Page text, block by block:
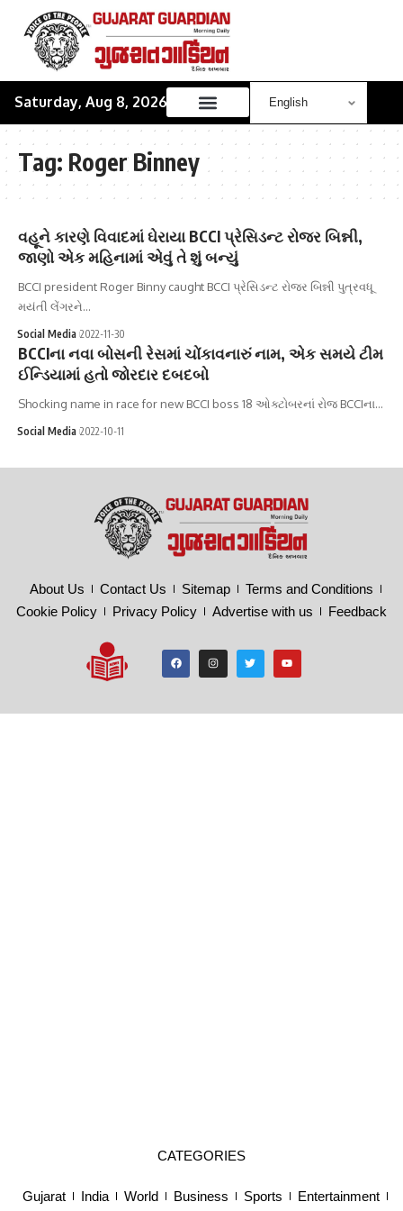
Saturday, Aug 8, 2026
Tag: Roger Binney
વહૂને કારણે વિવાદમાં ઘેરાયા BCCI પ્રેસિડન્ટ રોજર બિન્ની,
જાણો એક મહિનામાં એવું તે શું બન્યું
BCCI president Roger Binny caught BCCI પ્રેસિડન્ટ રોજર બિન્ની પુત્રવધૂ
મયંતી લેંગરને…
Social Media 2022-11-30
BCCIના નવા બોસની રેસમાં ચોંકાવનારું નામ, એક સમયે ટીમ
ઈન્ડિયામાં હતો જોરદાર દબદબો
Shocking name in race for new BCCI boss 18 ઓક્ટોબરનાં રોજ BCCIના…
Social Media 2022-10-11
About Us Contact Us Sitemap
Terms and Conditions
Cookie Policy
Privacy Policy Advertise with us Feedback
CATEGORIES
Gujarat India World Business Sports
Entertainment